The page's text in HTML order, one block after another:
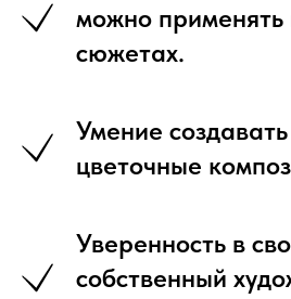
можно применять
сюжетах.
Умение
цветочные
Уверенность в
собственный